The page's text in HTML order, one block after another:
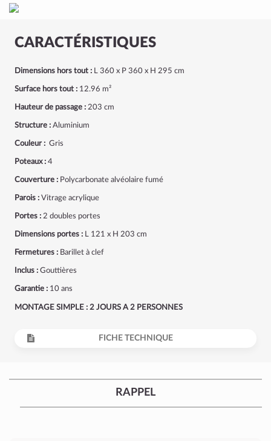
CARACTÉRISTIQUES
Dimensions hors tout : L 360 x P 360 x H 295 cm
Surface hors tout : 12.96 m²
Hauteur de passage : 203 cm
Structure : Aluminium
Couleur : Gris
Poteaux : 4
Couverture : Polycarbonate alvéolaire fumé
Parois : Vitrage acrylique
Portes : 2 doubles portes
Dimensions portes : L 121 x H 203 cm
Fermetures : Barillet à clef
Inclus : Gouttières
Garantie : 10 ans
MONTAGE SIMPLE : 2 JOURS A 2 PERSONNES
FICHE TECHNIQUE
RAPPEL